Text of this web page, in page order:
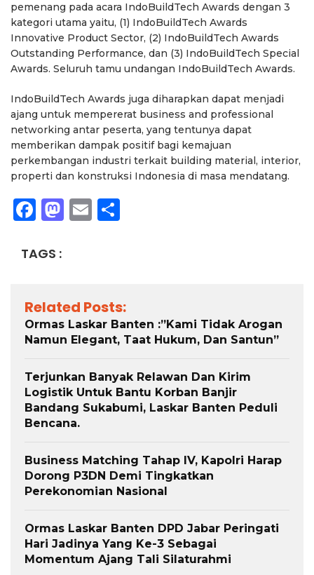
pemenang pada acara IndoBuildTech Awards dengan 3
kategori utama yaitu, (1) IndoBuildTech Awards
Innovative Product Sector, (2) IndoBuildTech Awards
Outstanding Performance, dan (3) IndoBuildTech Special
Awards. Seluruh tamu undangan IndoBuildTech Awards.
IndoBuildTech Awards juga diharapkan dapat menjadi
ajang untuk mempererat business and professional
networking antar peserta, yang tentunya dapat
memberikan dampak positif bagi kemajuan
perkembangan industri terkait building material, interior,
properti dan konstruksi Indonesia di masa mendatang.
Facebook
Mastodon
Email
TAGS :
Related Posts:
Ormas Laskar Banten :”Kami Tidak Arogan
Namun Elegant, Taat Hukum, Dan Santun”
Terjunkan Banyak Relawan Dan Kirim
Logistik Untuk Bantu Korban Banjir
Bandang Sukabumi, Laskar Banten Peduli
Bencana.
Business Matching Tahap IV, Kapolri Harap
Dorong P3DN Demi Tingkatkan
Perekonomian Nasional
Ormas Laskar Banten DPD Jabar Peringati
Hari Jadinya Yang Ke-3 Sebagai
Momentum Ajang Tali Silaturahmi